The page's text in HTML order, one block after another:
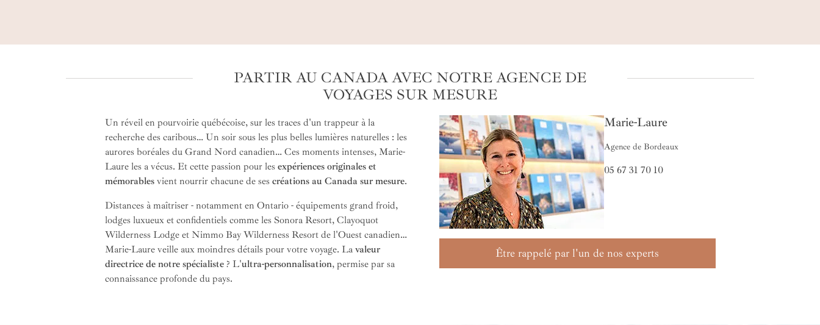
PARTIR AU CANADA AVEC NOTRE AGENCE DE
VOYAGES SUR MESURE
Un réveil en pourvoirie québécoise, sur les traces d'un trappeur à la
recherche des caribous… Un soir sous les plus belles lumières naturelles : les
aurores boréales du Grand Nord canadien… Ces moments intenses, Marie-
Laure les a vécus. Et cette passion pour les expériences originales et
mémorablesvient nourrir chacune de ses créations au Canada sur mesure.
Distances à maîtriser - notamment en Ontario - équipements grand froid,
lodges luxueux et confidentiels comme les Sonora Resort, Clayoquot
Wilderness Lodge et Nimmo Bay Wilderness Resort de l'Ouest canadien…
Marie-Laure veille aux moindres détails pour votre voyage. La valeur
directrice de notre spécialiste? L'ultra-personnalisation, permise par sa
connaissance profonde du pays.
Marie-Laure
Agence de Bordeaux
05 67 31 70 10
Être rappelé par l'un de nos experts